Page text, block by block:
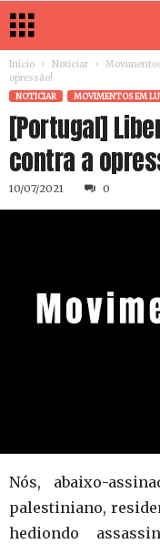
Início Noticiar
opressão!
NOTICIAR MOVIMENTOS EM
[Portugal]
contra a
10/07/2021 0
Nós, abaixo-
palestiniano,
hediondo